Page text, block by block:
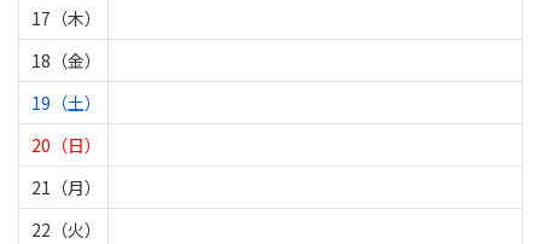
17（木）
18（金）
19（土）
20（日）
21（月）
22（火）